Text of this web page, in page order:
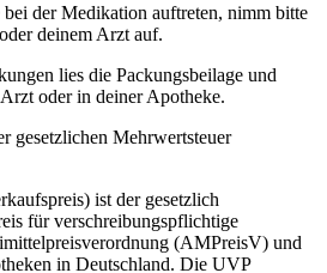
der Medikation auftreten, nimm bitte
deinem Arzt auf.
lies die Packungsbeilage und
oder in deiner Apotheke.
gesetzlichen Mehrwertsteuer
ist der gesetzlich
für verschreibungspflichtige
(AMPreisV) und
in Deutschland. Die UVP